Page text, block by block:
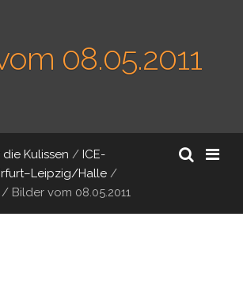
08.05.2011
Kulissen / ICE-
Halle /
Bilder vom 08.05.2011